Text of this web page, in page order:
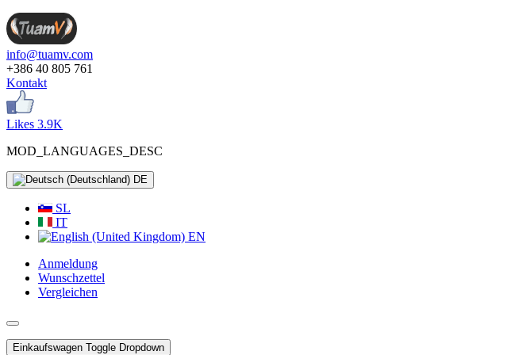
info@tuamv.com
+386 40 805 761
Kontakt
Likes 3.9K
MOD_LANGUAGES_DESC
DE
SL
IT
EN
Anmeldung
Wunschzettel
Vergleichen
Einkaufswagen Toggle Dropdown